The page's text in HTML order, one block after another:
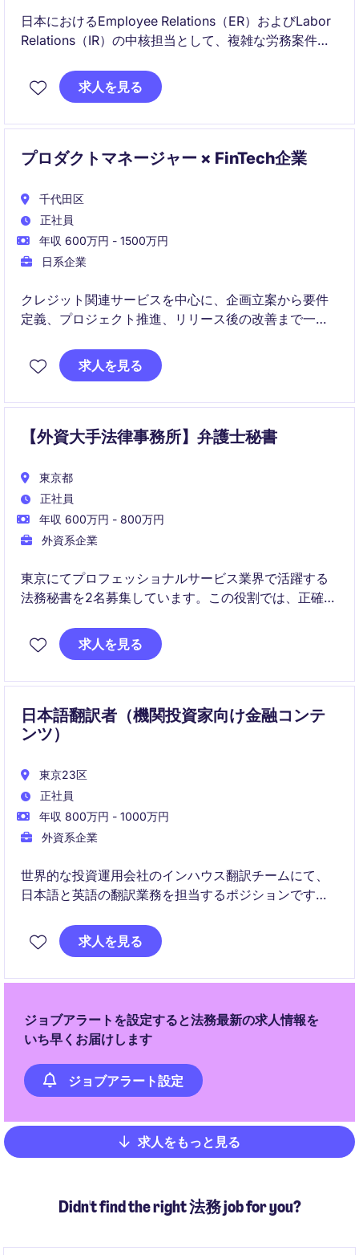
日本におけるEmployee Relations（ER）およびLabor
Relations（IR）の中核担当として、複雑な労務案件や
す。グローバルHR・法務・コンプライアンスと連携し
ながら、公正で働きがいのある職場環境づくりを推進
求人を見る
プロダクトマネージャー × FinTech企業
千代田区
正社員
年収 600万円 - 1500万円
日系企業
クレジット関連サービスを中心に、企画立案から要件
定義、プロジェクト推進、リリース後の改善まで一貫
す。
とサービス成長をリードします。
求人を見る
【外資大手法律事務所】弁護士秘書
東京都
正社員
年収 600万円 - 800万円
外資系企業
東京にてプロフェッショナルサービス業界で活躍する
法務秘書を2名募集しています。この役割では、正確で
ていただきます。
求人を見る
日本語翻訳者（機関投資家向け金融コンテ
ンツ）
東京23区
正社員
年収 800万円 - 1000万円
外資系企業
世界的な投資運用会社のインハウス翻訳チームにて、
日本語と英語の翻訳業務を担当するポジションです。
営業・マーケティング・リサーチ・法務・コンプライ
アンスなど幅広い部門と連携しながら、日本の機関投
求人を見る
ジョブアラートを設定すると法務最新の求人情報を
いち早くお届けします
ジョブアラート設定
Pagination
求人をもっと見る
Didn't find the right 法務 job for you?